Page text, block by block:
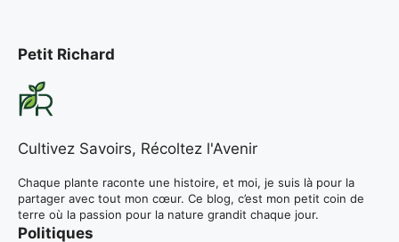
Petit Richard
Cultivez Savoirs, Récoltez l'Avenir
Chaque plante raconte une histoire, et moi, je suis là pour la
partager avec tout mon cœur. Ce blog, c’est mon petit coin de
terre où la passion pour la nature grandit chaque jour.
Politiques